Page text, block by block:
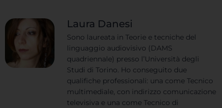
Laura Danesi
Sono laureata in Teorie e tecniche del
linguaggio audiovisivo (DAMS
quadriennale) presso l’Università degli
Studi di Torino. Ho conseguito due
qualifiche professionali: una come Tecnico
multimediale, con indirizzo comunicazione
televisiva e una come Tecnico di